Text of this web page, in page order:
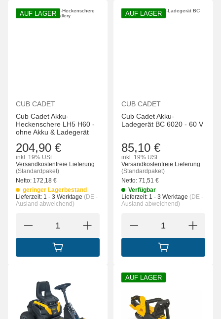
AUF LAGER
CUB CADET
Cub Cadet Akku-
Heckenschere LH5 H60 -
ohne Akku & Ladegerät
204,90 €
inkl. 19% USt.
Versandkostenfreie Lieferung
(Standardpaket)
Netto: 172,18 €
geringer Lagerbestand
Lieferzeit: 1 - 3 Werktage (DE -
Ausland abweichend)
IN DEN WARENKORB
AUF LAGER
CUB CADET
Cub Cadet Akku-
Ladegerät BC 6020 - 60 V
85,10 €
inkl. 19% USt.
Versandkostenfreie Lieferung
(Standardpaket)
Netto: 71,51 €
Verfügbar
Lieferzeit: 1 - 3 Werktage (DE -
Ausland abweichend)
IN DEN
AUF LAGER